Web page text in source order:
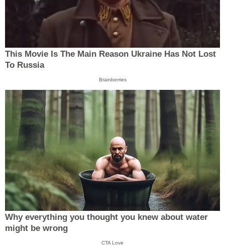
This Movie Is The Main Reason Ukraine Has Not Lost
To Russia
Brainberries
Why everything you thought you knew about water
might be wrong
CTA Love